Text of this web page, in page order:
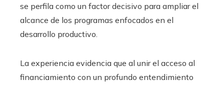
se perfila como un factor decisivo para ampliar el
alcance de los programas enfocados en el
desarrollo productivo.
La experiencia evidencia que al unir el acceso al
financiamiento con un profundo entendimiento